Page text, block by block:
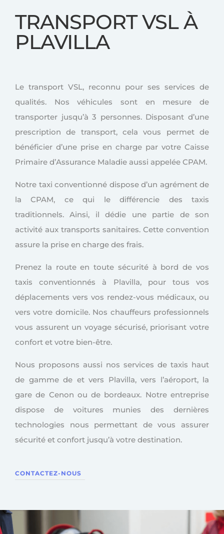
TRANSPORT VSL À
PLAVILLA
Le transport VSL, reconnu pour ses services de
qualités. Nos véhicules sont en mesure de
transporter jusqu’à 3 personnes. Disposant d’une
prescription de transport, cela vous permet de
bénéficier d’une prise en charge par votre Caisse
Primaire d’Assurance Maladie aussi appelée CPAM.
Notre taxi conventionné dispose d’un agrément de
la CPAM, ce qui le différencie des taxis
traditionnels. Ainsi, il dédie une partie de son
activité aux transports sanitaires. Cette convention
assure la prise en charge des frais.
Prenez la route en toute sécurité à bord de vos
taxis conventionnés à Plavilla, pour tous vos
déplacements vers vos rendez-vous médicaux, ou
vers votre domicile. Nos chauffeurs professionnels
vous assurent un voyage sécurisé, priorisant votre
confort et votre bien-être.
Nous proposons aussi nos services de taxis haut
de gamme de et vers Plavilla, vers l’aéroport, la
gare de Cenon ou de bordeaux. Notre entreprise
dispose de voitures munies des dernières
technologies nous permettant de vous assurer
sécurité et confort jusqu’à votre destination.
CONTACTEZ-NOUS